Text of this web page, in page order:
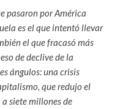
pasaron por América
es el que intentó llevar
el que fracasó más
de declive de la
ángulos: una crisis
que redujo el
a siete millones de